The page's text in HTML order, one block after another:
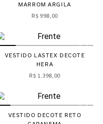
MARROM ARGILA
R$ 998 00
VESTIDO LASTEX DECOTE
HERA
R$ 1 398 00
VESTIDO DECOTE RETO